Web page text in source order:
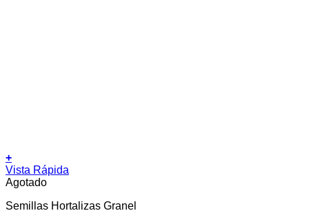
+
Vista Rápida
Agotado
Semillas Hortalizas Granel